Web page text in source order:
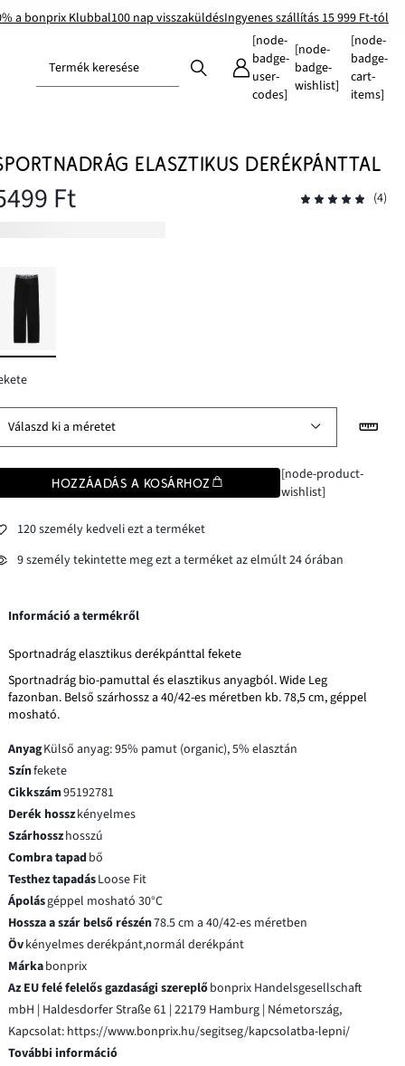
a bonprix Klubbal100 nap visszaküldésIngyenes szállítás 15 999 Ft-tól
Termék keresése
[node-
badge-
user-
codes]
[node-
badge-
wishlist]
[node-
badge-
cart-
items]
ELASZTIKUS DERÉKPÁNTTAL
Ft (4)
Válaszd ki a méretet
HOZZÁADÁS A KOSÁRHOZ
[node-product-
wishlist]
120 személy kedveli ezt a terméket
9 személy tekintette meg ezt a terméket az elmúlt 24 órában
Információ a termékről
Sportnadrág elasztikus derékpánttal fekete
Sportnadrág bio-pamuttal és elasztikus anyagból. Wide Leg
fazonban. Belső szárhossz a 40/42-es méretben kb. 78,5 cm, géppel
mosható.
AnyagKülső anyag: 95% pamut (organic), 5% elasztán
Színfekete
Cikkszám95192781
Derék hosszkényelmes
Szárhosszhosszú
Combra tapadbő
Testhez tapadásLoose Fit
Ápolásgéppel mosható 30°C
Hossza a szár belső részén78.5 cm a 40/42-es méretben
Övkényelmes derékpánt,normál derékpánt
Márkabonprix
Az EU felé felelős gazdasági szereplőbonprix Handelsgesellschaft
mbH | Haldesdorfer Straße 61 | 22179 Hamburg | Németország,
Kapcsolat: https://www.bonprix.hu/segitseg/kapcsolatba-lepni/
További információ